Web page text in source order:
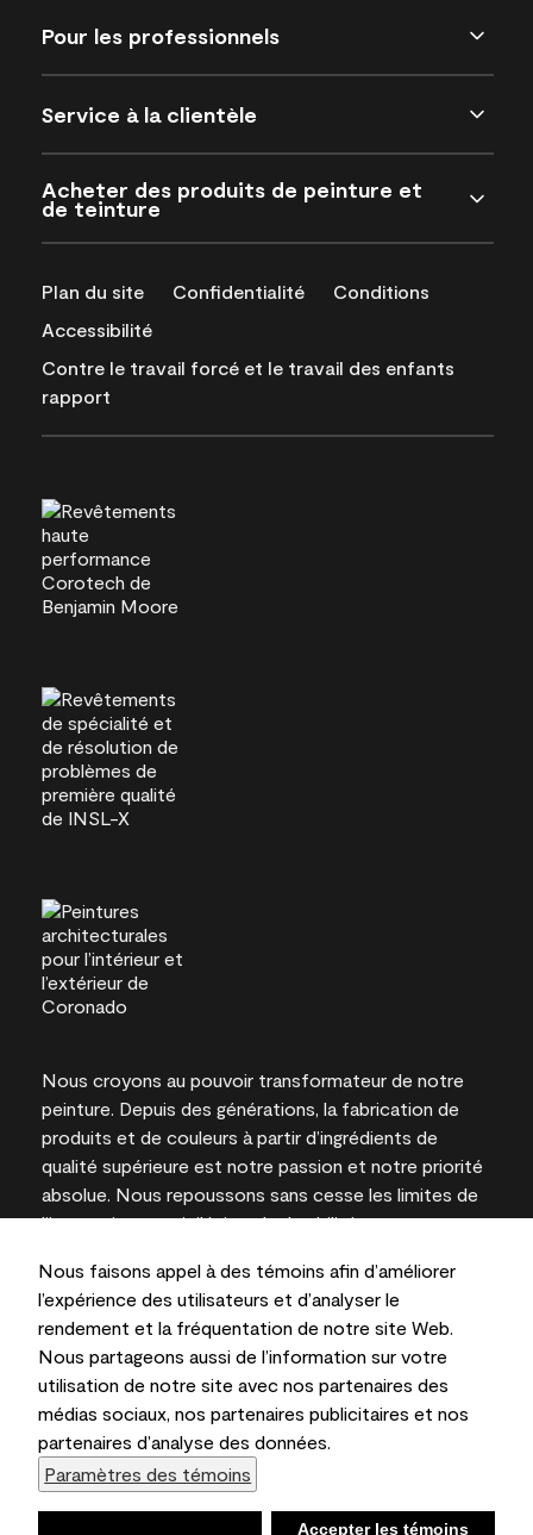
Nous faisons appel à des témoins afin d’améliorer
l’expérience des utilisateurs et d’analyser le
rendement et la fréquentation de notre site Web.
Nous partageons aussi de l’information sur votre
utilisation de notre site avec nos partenaires des
médias sociaux, nos partenaires publicitaires et nos
partenaires d’analyse des données.
Paramètres des témoins
Accepter les témoins
Pour les professionnels
Service à la clientèle
Acheter des produits de peinture et
de teinture
Plan du site Confidentialité
Conditions
Accessibilité
Contre le travail forcé et le travail des enfants
rapport
Nous croyons au pouvoir transformateur de notre
peinture. Depuis des générations, la fabrication de
produits et de couleurs à partir d’ingrédients de
qualité supérieure est notre passion et notre priorité
absolue. Nous repoussons sans cesse les limites de
l’innovation et privilégions la durabilité pour
l’expertise locale.
Les couleurs représentées à l’écran et sur les
documents imprimés peuvent différer des couleurs
en contenant.